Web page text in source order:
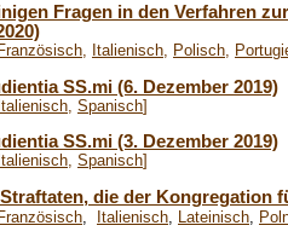
Fragen in den Verfahren
Französisch Italienisch Polisch
SS.mi (6. Dezember 2019)
Spanisch]
SS.mi (3. Dezember 2019)
Italienisch, Spanisch]
die der Kongregation
Französisch Italienisch Lateinisch